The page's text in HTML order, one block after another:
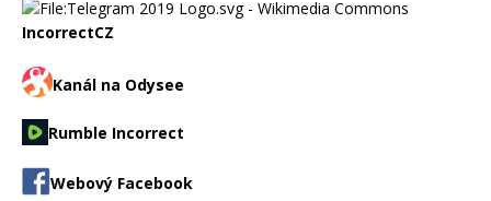
IncorrectCZ
Kanál na Odysee
Rumble Incorrect
Webový Facebook